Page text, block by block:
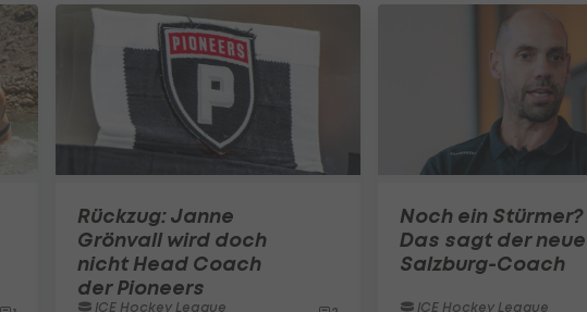
Rückzug: Janne
Grönvall wird doch
nicht Head Coach
der Pioneers
ICE Hockey League
Noch ein Stürmer?
Das sagt der neue
Salzburg-Coach
ICE Hockey League